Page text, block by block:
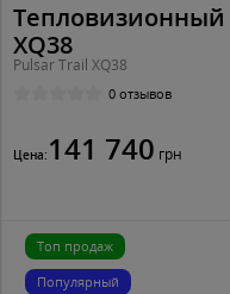
XQ38
Pulsar Trail XQ38
0 отзывов
Цена: 141 740 грн
Топ продаж
Популярный